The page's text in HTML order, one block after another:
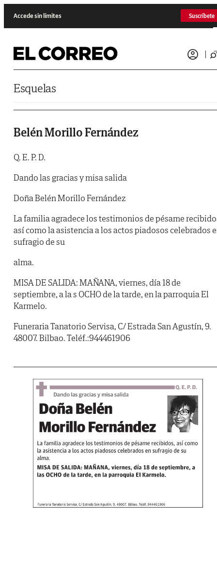
Accede sin límites Suscríbete
Esquelas
Belén Morillo Fernández
Q. E. P. D.
Dando las gracias y misa salida
Doña Belén Morillo Fernández
La familia agradece los testimonios de pésame
así como la asistencia a los actos piadosos celebrados
sufragio de su
alma.
MISA DE SALIDA: MAÑANA, viernes, día 18 de
septiembre, a la s OCHO de la tarde, en la parroquia El
Karmelo.
Funeraria Tanatorio Servisa, C/ Estrada San Agustín, 9.
48007. Bilbao. Teléf.:944461906